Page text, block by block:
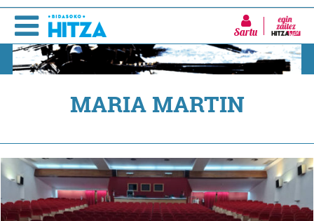
Sartu
MARIA MARTIN